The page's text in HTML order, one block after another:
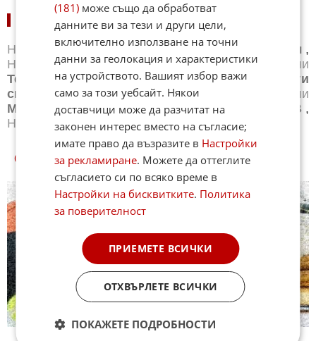
Новини Бг футбол ,Новини Световен футбол ,
Новини
Баскетбол ,Новини Волейбол ,
Новини
Тенис
,Новини Бойни спортове ,Новини
Други
спортове ,Новини Лека атлетика
Новини
Моторни спортове ,Новини Спортът по ТВ ,
Новини
Зимни спортове
СПОРТ КУИЗОВЕ
(181) може също да обработват
данните ви за тези и други цели,
включително използване на точни
данни за геолокация и характеристики
на устройството. Вашият избор важи
само за този уебсайт. Някои
доставчици може да разчитат на
законен интерес вместо на съгласие;
имате право да възразите в Настройки
за рекламиране. Можете да оттеглите
съгласието си по всяко време в
Настройки на бисквитките. Политика
за поверителност
ПРИЕМЕТЕ ВСИЧКИ
ОТХВЪРЛЕТЕ ВСИЧКИ
ПОКАЖЕТЕ ПОДРОБНОСТИ